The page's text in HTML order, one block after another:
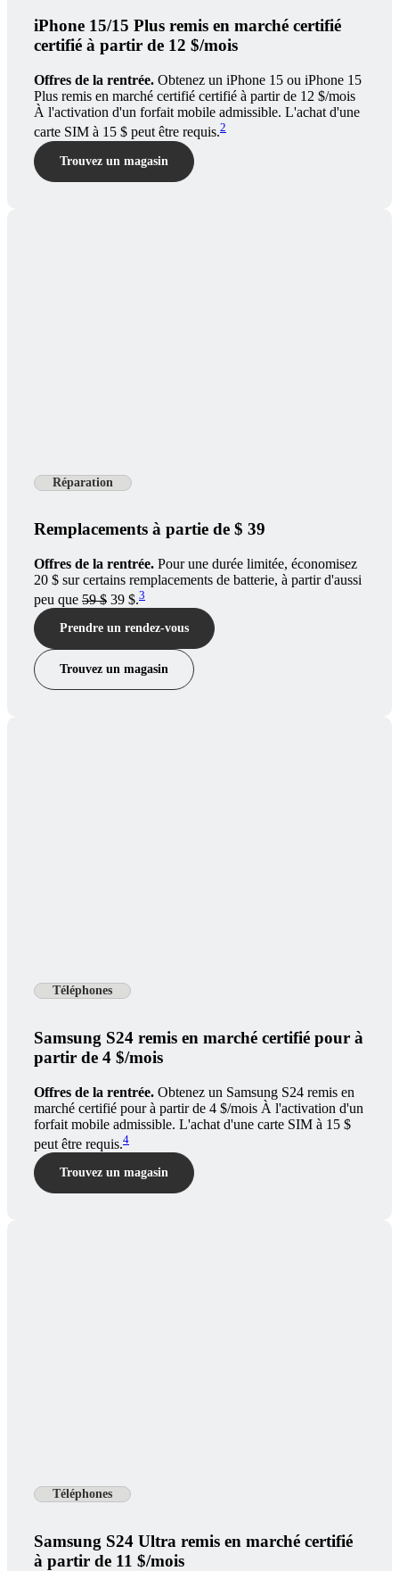
iPhone 15/15 Plus remis en marché certifié
certifié à partir de 12 $/mois
Offres de la rentrée. Obtenez un iPhone 15 ou iPhone 15
Plus remis en marché certifié certifié à partir de 12 $/mois
À l'activation d'un forfait mobile admissible. L'achat d'une
carte SIM à 15 $ peut être requis.2
Trouvez un magasin
Réparation
Remplacements à partie de $ 39
Offres de la rentrée. Pour une durée limitée, économisez
20 $ sur certains remplacements de batterie, à partir d'aussi
peu que 59 $ 39 $.3
Prendre un rendez-vous
Trouvez un magasin
Téléphones
Samsung S24 remis en marché certifié pour à
partir de 4 $/mois
Offres de la rentrée. Obtenez un Samsung S24 remis en
marché certifié pour à partir de 4 $/mois À l'activation d'un
forfait mobile admissible. L'achat d'une carte SIM à 15 $
peut être requis.4
Trouvez un magasin
Téléphones
Samsung S24 Ultra remis en marché certifié
à partir de 11 $/mois